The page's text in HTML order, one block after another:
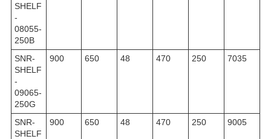
SHELF
-
08055-
250B
SNR-
SHELF
-
09065-
250G
900 650 48 470 250 7035
SNR-
SHELF
900 650 48 470 250 9005